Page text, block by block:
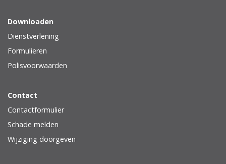
Downloaden
Dienstverlening
Formulieren
Polisvoorwaarden
Contact
Contactformulier
Schade melden
Wijziging doorgeven